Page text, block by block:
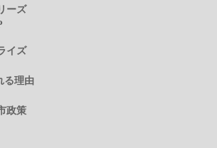
ーズ
イズ
る理由
政策